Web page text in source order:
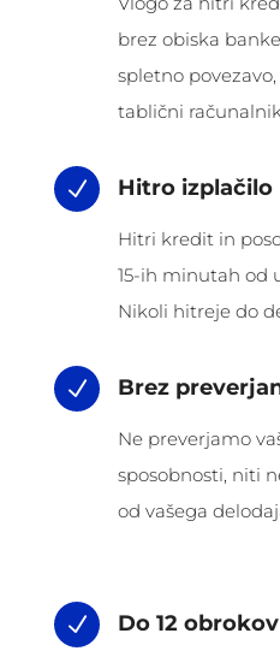
brez obiska
spletno
tablični
N Hitro izplačilo
Hitri kredit in
15-ih minutah od
Nikoli hitreje do
N Brez
Ne preverjamo
sposobnosti, niti
od vašega
N Do 12 obrokov